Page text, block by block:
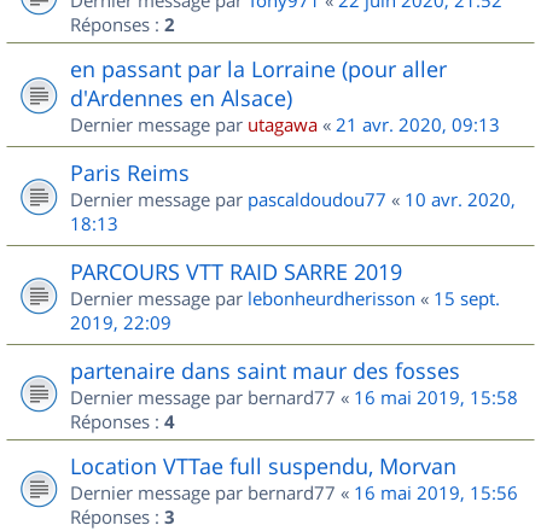
Réponses : 2
en passant par la Lorraine (pour aller
d'Ardennes en Alsace)
Dernier message par utagawa « 21 avr. 2020, 09:13
Paris Reims
Dernier message par pascaldoudou77 « 10 avr. 2020,
18:13
PARCOURS VTT RAID SARRE 2019
Dernier message par lebonheurdherisson « 15 sept.
2019, 22:09
partenaire dans saint maur des fosses
Dernier message par bernard77 « 16 mai 2019, 15:58
Réponses : 4
Location VTTae full suspendu, Morvan
Dernier message par bernard77 « 16 mai 2019, 15:56
Réponses : 3